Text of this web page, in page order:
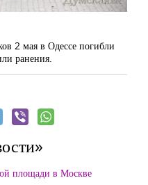
2 мая в Одессе погибли
ранения.
площади в Москве